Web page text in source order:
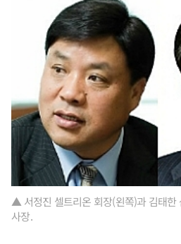
▲ 서정진 셀트리온 회장(왼쪽)과 김태한
사장.